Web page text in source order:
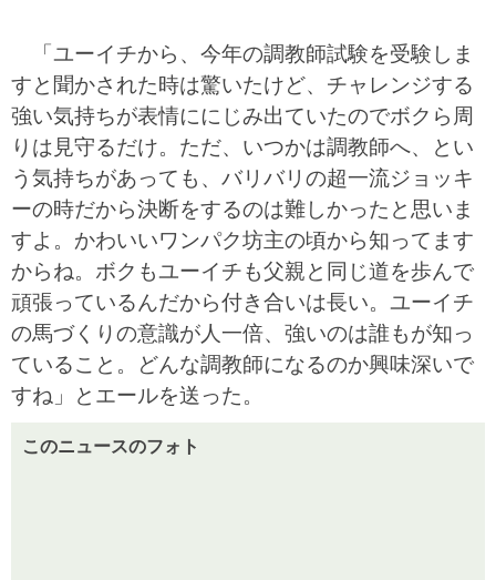
「ユーイチから、今年の調教師試験を受験しま
すと聞かされた時は驚いたけど、チャレンジする
強い気持ちが表情ににじみ出ていたのでボクら周
りは見守るだけ。ただ、いつかは調教師へ、とい
う気持ちがあっても、バリバリの超一流ジョッキ
ーの時だから決断をするのは難しかったと思いま
すよ。かわいいワンパク坊主の頃から知ってます
からね。ボクもユーイチも父親と同じ道を歩んで
頑張っているんだから付き合いは長い。ユーイチ
の馬づくりの意識が人一倍、強いのは誰もが知っ
ていること。どんな調教師になるのか興味深いで
すね」とエールを送った。
このニュースのフォト